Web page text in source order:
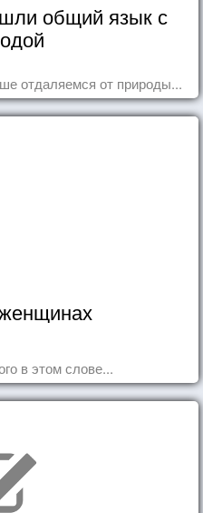
общий язык с
отдаляемся от природы...
в этом слове...